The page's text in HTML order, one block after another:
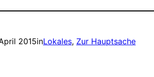
2015inLokales, Zur Hauptsache